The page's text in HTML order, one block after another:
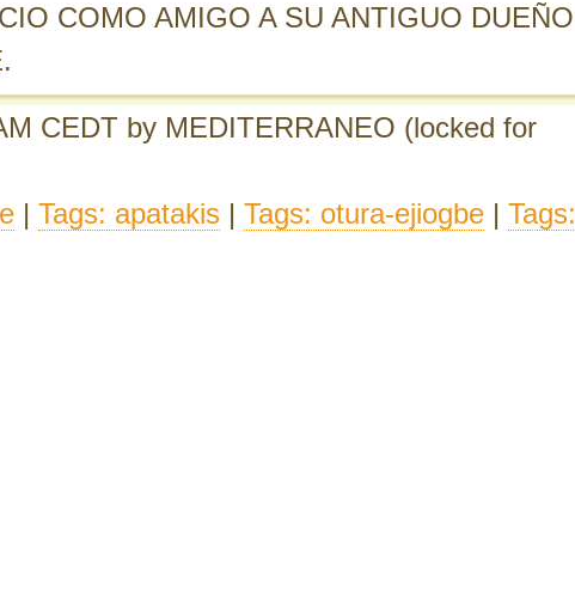
COMO AMIGO A SU ANTIGUO DUEÑO
CEDT by MEDITERRANEO (locked for
| Tags: apatakis | Tags: otura-ejiogbe | Tags: